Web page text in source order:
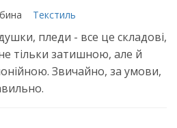
Текстиль
пледи - все це складові,
тільки затишною, але й
Звичайно, за умови,